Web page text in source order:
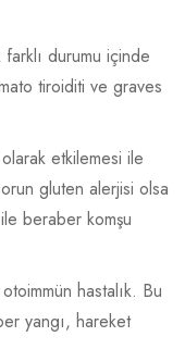
farklı durumu içinde
tiroiditi ve graves
etkilemesi ile
gluten alerjisi olsa
beraber komşu
hastalık. Bu
yangı, hareket